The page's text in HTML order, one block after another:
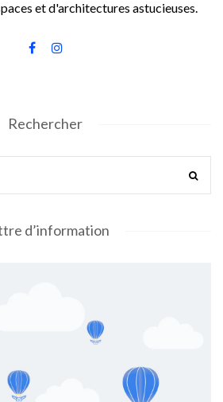
et d'architectures astucieuses.
Rechercher
d’information